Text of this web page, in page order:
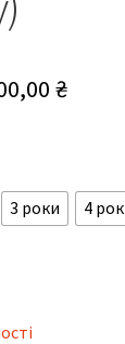
₴
3 роки 4